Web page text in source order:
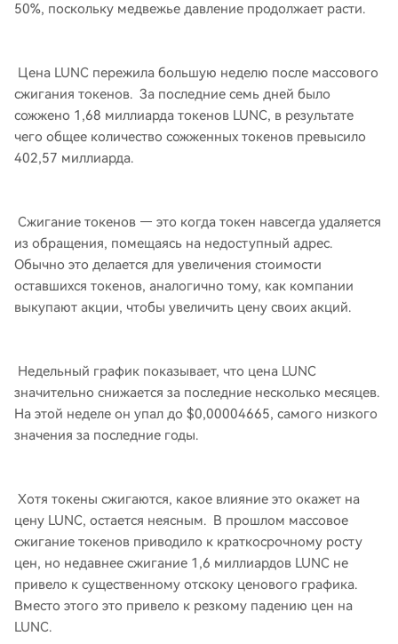
50%, поскольку медвежье давление продолжает расти.
Цена LUNC пережила большую неделю после массового
сжигания токенов. За последние семь дней было
сожжено 1,68 миллиарда токенов LUNC, в результате
чего общее количество сожженных токенов превысило
402,57 миллиарда.
Сжигание токенов — это когда токен навсегда удаляется
из обращения, помещаясь на недоступный адрес.
Обычно это делается для увеличения стоимости
оставшихся токенов, аналогично тому, как компании
выкупают акции, чтобы увеличить цену своих акций.
Недельный график показывает, что цена LUNC
значительно снижается за последние несколько месяцев.
На этой неделе он упал до $0,00004665, самого низкого
значения за последние годы.
Хотя токены сжигаются, какое влияние это окажет на
цену LUNC, остается неясным. В прошлом массовое
сжигание токенов приводило к краткосрочному росту
цен, но недавнее сжигание 1,6 миллиардов LUNC не
привело к существенному отскоку ценового графика.
Вместо этого это привело к резкому падению цен на
LUNC.